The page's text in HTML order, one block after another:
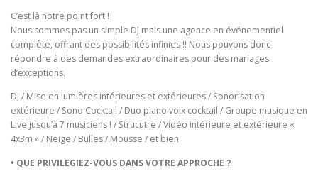
C’est là notre point fort !
Nous sommes pas un simple DJ mais une agence en événementiel
complète, offrant des possibilités infinies !! Nous pouvons donc
répondre à des demandes extraordinaires pour des mariages
d’exceptions.
DJ / Mise en lumières intérieures et extérieures / Sonorisation
extérieure / Sono Cocktail / Duo piano voix cocktail / Groupe musique en
Live jusqu’à 7 musiciens ! / Strucutre / Vidéo intérieure et extérieure «
4x3m » / Neige / Bulles / Mousse / et bien
• QUE PRIVILEGIEZ-VOUS DANS VOTRE APPROCHE ?